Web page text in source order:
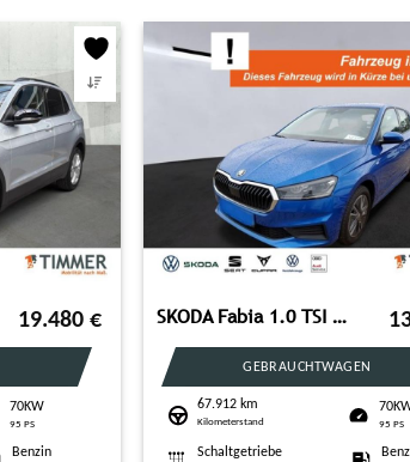
19.480€
70KW
95 PS
Benzin
SKODA Fabia 1.0 TSI TOUR +LED +NAVI +SHZ +ALU +CARPLAY
GEBRAUCHTWAGEN
67.912 km
Kilometerstand 95 PS
Schaltgetriebe